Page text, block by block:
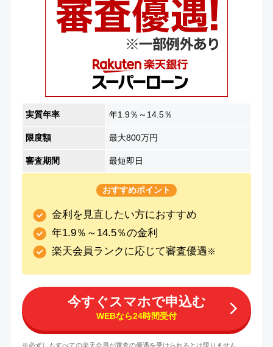
実質年率 年1.9％～14.5％
限度額 最大800万円
審査期間 最短即日
おすすめポイント
金利を見直したい方におすすめ
年1.9％～14.5％の金利
楽天会員ランクに応じて審査優遇※
今すぐスマホで申込む
WEBなら24時間受付
※必ずしもすべての楽天会員が審査の優遇を受けられるとは限りません